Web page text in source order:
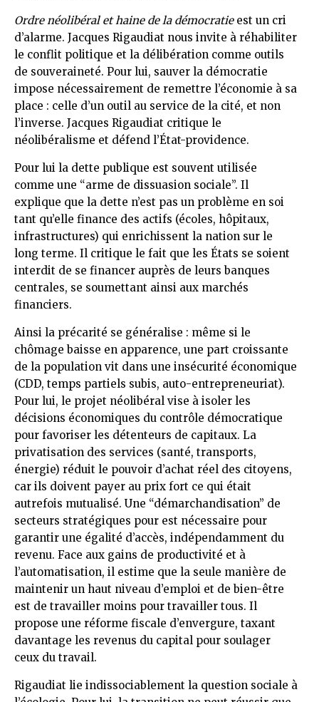
Ordre néolibéral et haine de la démocratieest un cri
d’alarme. Jacques Rigaudiat nous invite à réhabiliter
le conflit politique et la délibération comme outils
de souveraineté. Pour lui, sauver la démocratie
impose nécessairement de remettre l’économie à sa
place : celle d’un outil au service de la cité, et non
l’inverse. Jacques Rigaudiat critique le
néolibéralisme et défend l’État-providence.
Pour lui la dette publique est souvent utilisée
comme une “arme de dissuasion sociale”. Il
explique que la dette n’est pas un problème en soi
tant qu’elle finance des actifs (écoles, hôpitaux,
infrastructures) qui enrichissent la nation sur le
long terme. Il critique le fait que les États se soient
interdit de se financer auprès de leurs banques
centrales, se soumettant ainsi aux marchés
financiers.
Ainsi la précarité se généralise : même si le
chômage baisse en apparence, une part croissante
de la population vit dans une insécurité économique
(CDD, temps partiels subis, auto-entrepreneuriat).
Pour lui, le projet néolibéral vise à isoler les
décisions économiques du contrôle démocratique
pour favoriser les détenteurs de capitaux. La
privatisation des services (santé, transports,
énergie) réduit le pouvoir d’achat réel des citoyens,
car ils doivent payer au prix fort ce qui était
autrefois mutualisé. Une “démarchandisation” de
secteurs stratégiques pour est nécessaire pour
garantir une égalité d’accès, indépendamment du
revenu. Face aux gains de productivité et à
l’automatisation, il estime que la seule manière de
maintenir un haut niveau d’emploi et de bien-être
est de travailler moins pour travailler tous. Il
propose une réforme fiscale d’envergure, taxant
davantage les revenus du capital pour soulager
ceux du travail.
Rigaudiat lie indissociablement la question sociale à